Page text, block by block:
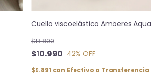
Cuello viscoelástico Amberes Aqua
$10.990
$18.890
42% OFF
$9.891 con Efectivo o Transferencia